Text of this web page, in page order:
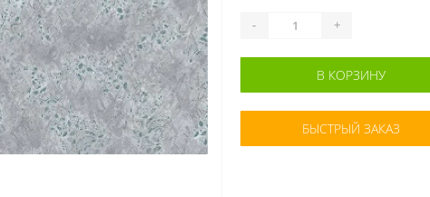
- +
В КОРЗИНУ
БЫСТРЫЙ ЗАКАЗ